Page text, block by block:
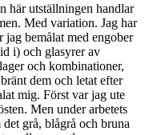
här utställningen handlar
Med variation. Jag har
jag bemålat med engober
i) och glasyrer av
och kombinationer,
dem och letat efter
mig. Först var jag ute
Men under arbetets
grå, blågrå och bruna